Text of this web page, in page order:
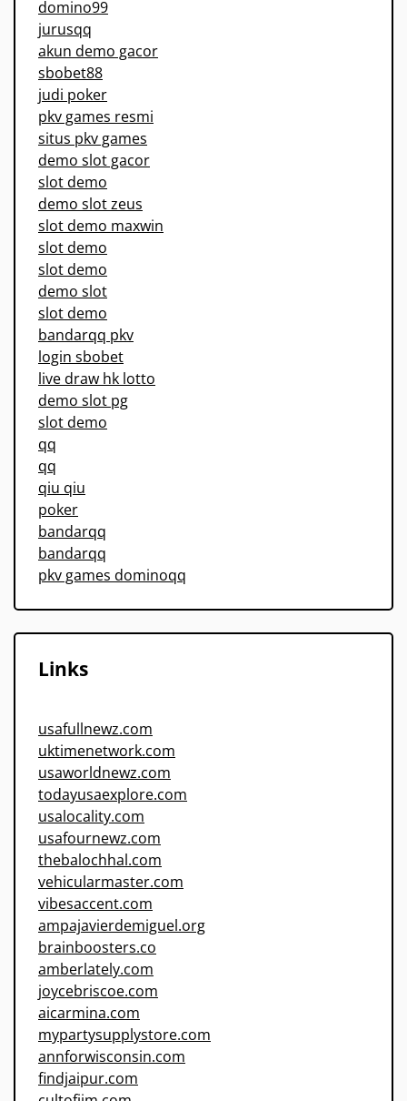
domino99
jurusqq
akun demo gacor
sbobet88
judi poker
pkv games resmi
situs pkv games
demo slot gacor
slot demo
demo slot zeus
slot demo maxwin
slot demo
slot demo
demo slot
slot demo
bandarqq pkv
login sbobet
live draw hk lotto
demo slot pg
slot demo
qq
qq
qiu qiu
poker
bandarqq
bandarqq
pkv games dominoqq
Links
usafullnewz.com
uktimenetwork.com
usaworldnewz.com
todayusaexplore.com
usalocality.com
usafournewz.com
thebalochhal.com
vehicularmaster.com
vibesaccent.com
ampajavierdemiguel.org
brainboosters.co
amberlately.com
joycebriscoe.com
aicarmina.com
mypartysupplystore.com
annforwisconsin.com
findjaipur.com